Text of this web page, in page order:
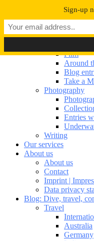
Navigation umschalten
Our portfolio
Our portfolio
Film
Around
Blog
Take a
Photography
Entries
Writing
Our services
About us
About us
Contact
Imprint |
Data privacy
Blog: Dive, travel,
Travel
Australia
Germany
Sign-up